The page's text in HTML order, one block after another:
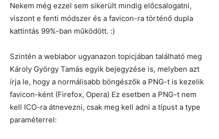
Nekem még ezzel sem sikerült mindig előcsalogatni,
viszont e fenti módszer és a favicon-ra történő dupla
kattintás 99%-ban működött. :)
Szintén a weblabor ugyanazon topicjában található meg
Károly György Tamás egyik bejegyzése is, melyben azt
írja le, hogy a normálisabb böngészők a PNG-t is kezelik
favicon-ként (Firefox, Opera) Ez esetben a PNG-t nem
kell ICO-ra átnevezni, csak meg kell adni a típust a type
paraméterrel: